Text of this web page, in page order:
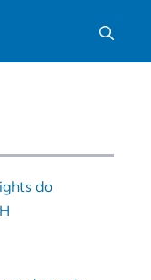
do